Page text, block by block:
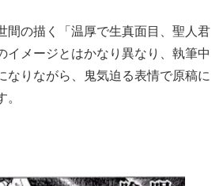
間の描く「温厚で生真面目、聖人君
イメージとはかなり異なり、執筆中
なりながら、鬼気迫る表情で原稿に